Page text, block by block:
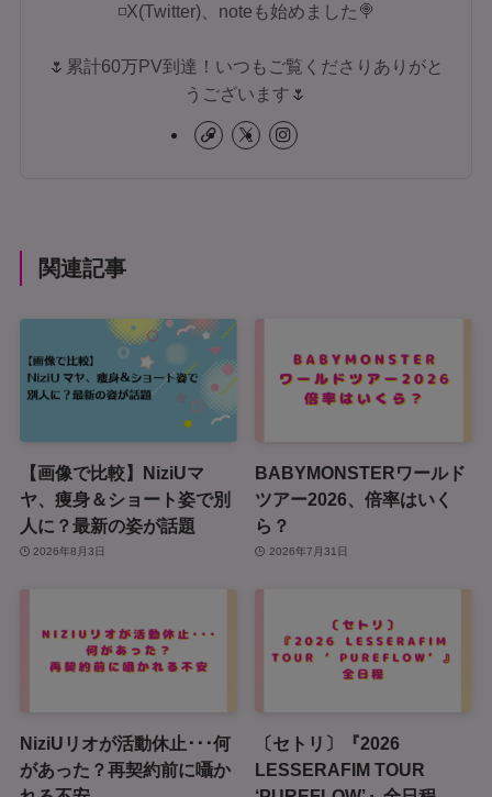
◽X(Twitter)、noteも始めました🍭
🌷累計60万PV到達！いつもご覧くださりありがと
うございます🌷
関連記事
【画像で比較】NiziUマ
ヤ、痩身＆ショート姿で別
人に？最新の姿が話題
2026年8月3日
BABYMONSTERワールド
ツアー2026、倍率はいく
ら？
2026年7月31日
NiziUリオが活動休止･･･何
があった？再契約前に囁か
〔セトリ〕『2026
LESSERAFIM TOUR